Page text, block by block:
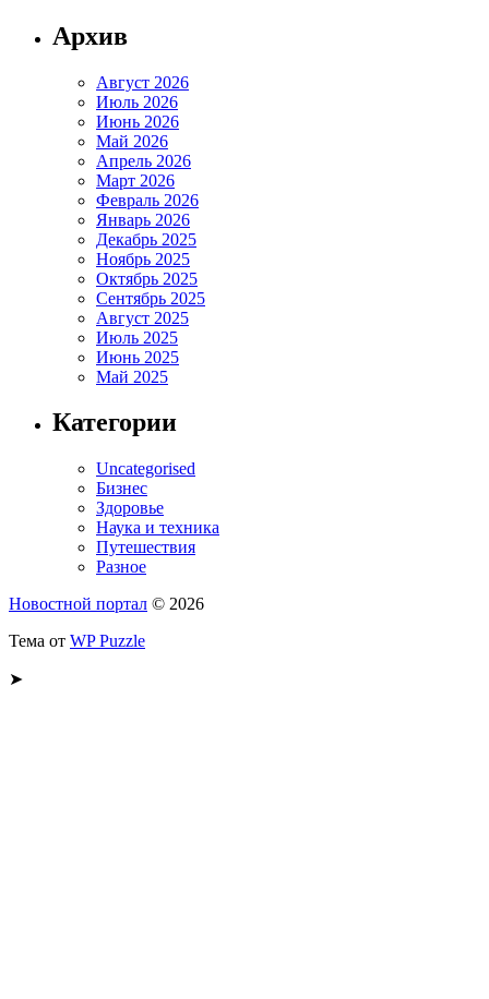
Архив
Август 2026
Июль 2026
Июнь 2026
Май 2026
Апрель 2026
Март 2026
Февраль 2026
Январь 2026
Декабрь 2025
Ноябрь 2025
Октябрь 2025
Сентябрь 2025
Август 2025
Июль 2025
Июнь 2025
Май 2025
Категории
Uncategorised
Бизнес
Здоровье
Наука и техника
Путешествия
Разное
Новостной портал © 2026
Тема от WP Puzzle
➤